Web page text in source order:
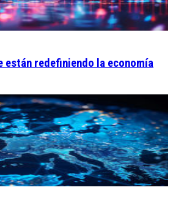
están redefiniendo la economía